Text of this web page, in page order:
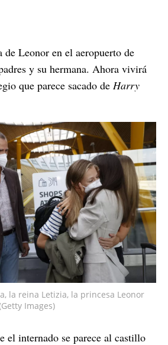
de Leonor en el aeropuerto de
y su hermana. Ahora vivirá
que parece sacado de Harry
la reina Letizia, la princesa Leonor
Images)
el internado se parece al castillo